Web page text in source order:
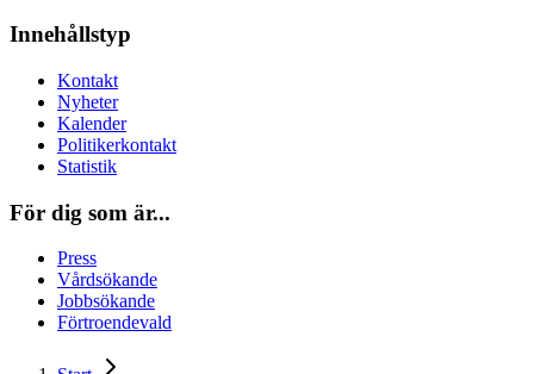
Innehållstyp
Kontakt
Nyheter
Kalender
Politikerkontakt
Statistik
För dig som är...
Press
Vårdsökande
Jobbsökande
Förtroendevald